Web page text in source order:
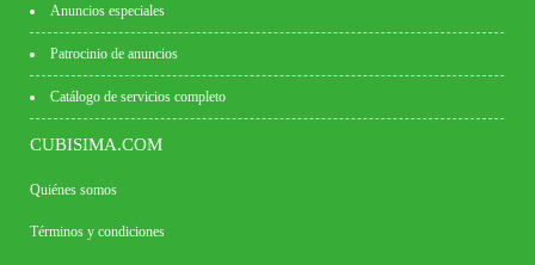
Anuncios especiales
Patrocinio de anuncios
Catálogo de servicios completo
CUBISIMA.COM
Quiénes somos
Términos y condiciones